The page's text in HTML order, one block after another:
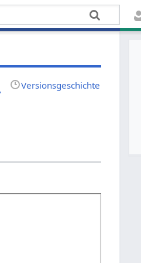
Versionsgeschichte